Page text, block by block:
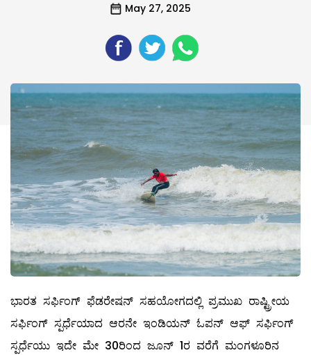
May 27, 2025
ಭಾರತ ಸರ್ಫಿಂಗ್ ಫೆಡರೇಷನ್ ಸಹಯೋಗದಲ್ಲಿ ಪ್ರಮುಖ ರಾಷ್ಟ್ರೀಯ
ಸರ್ಫಿಂಗ್ ಸ್ಪರ್ಧೆಯಾದ ಆರನೇ ಇಂಡಿಯನ್ ಓಪನ್ ಆಫ್ ಸರ್ಫಿಂಗ್
ಸ್ಪರ್ಧೆಯು ಇದೇ ಮೇ 30ರಿಂದ ಜೂನ್ 1ರ ವರೆಗೆ ಮಂಗಳೂರಿನ